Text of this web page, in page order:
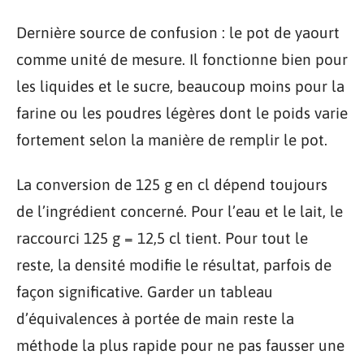
Dernière source de confusion : le pot de yaourt
comme unité de mesure. Il fonctionne bien pour
les liquides et le sucre, beaucoup moins pour la
farine ou les poudres légères dont le poids varie
fortement selon la manière de remplir le pot.
La conversion de 125 g en cl dépend toujours
de l’ingrédient concerné. Pour l’eau et le lait, le
raccourci 125 g = 12,5 cl tient. Pour tout le
reste, la densité modifie le résultat, parfois de
façon significative. Garder un tableau
d’équivalences à portée de main reste la
méthode la plus rapide pour ne pas fausser une